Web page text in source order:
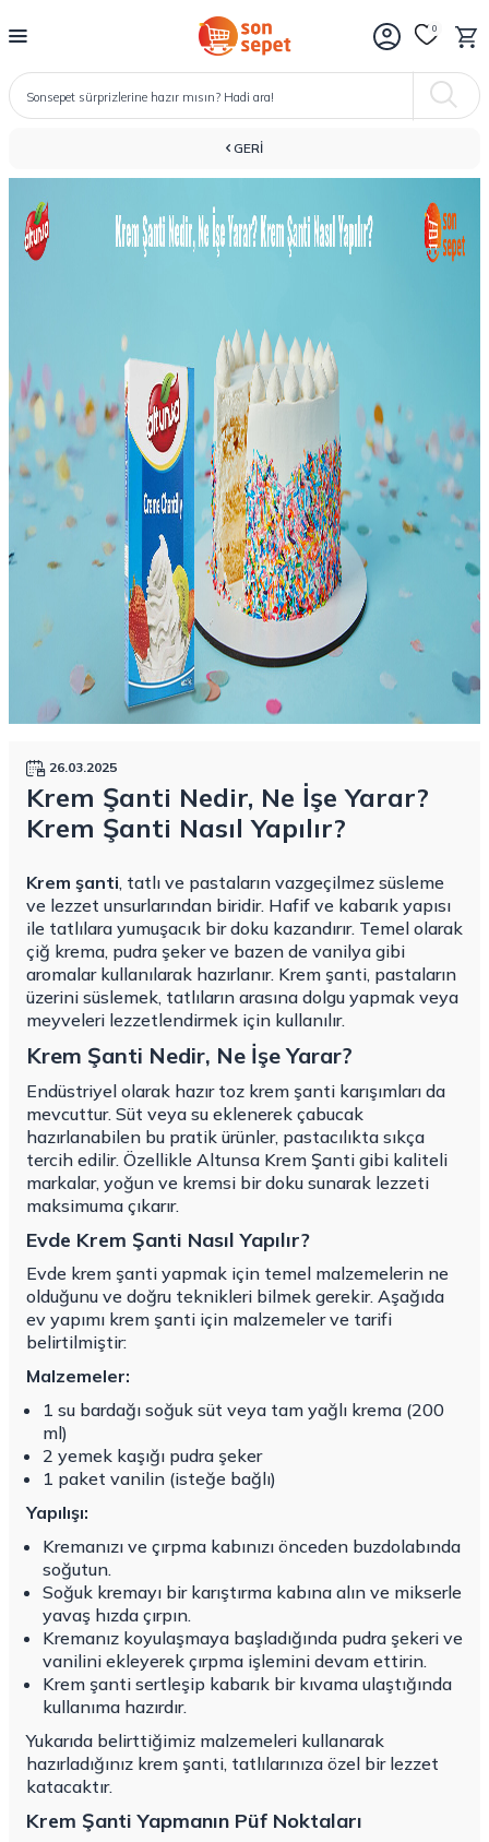
0
GERI
26.03.2025
Krem Şanti Nedir, Ne İşe Yarar?
Krem Şanti Nasıl Yapılır?
Krem şanti, tatlı ve pastaların vazgeçilmez süsleme
ve lezzet unsurlarından biridir. Hafif ve kabarık yapısı
ile tatlılara yumuşacık bir doku kazandırır. Temel olarak
çiğ krema, pudra şeker ve bazen de vanilya gibi
aromalar kullanılarak hazırlanır. Krem şanti, pastaların
üzerini süslemek, tatlıların arasına dolgu yapmak veya
meyveleri lezzetlendirmek için kullanılır.
Krem Şanti Nedir, Ne İşe Yarar?
Endüstriyel olarak hazır toz krem şanti karışımları da
mevcuttur. Süt veya su eklenerek çabucak
hazırlanabilen bu pratik ürünler, pastacılıkta sıkça
tercih edilir. Özellikle Altunsa Krem Şanti gibi kaliteli
markalar, yoğun ve kremsi bir doku sunarak lezzeti
maksimuma çıkarır.
Evde Krem Şanti Nasıl Yapılır?
Evde krem şanti yapmak için temel malzemelerin ne
olduğunu ve doğru teknikleri bilmek gerekir. Aşağıda
ev yapımı krem şanti için malzemeler ve tarifi
belirtilmiştir:
Malzemeler:
1 su bardağı soğuk süt veya tam yağlı krema (200
ml)
2 yemek kaşığı pudra şeker
1 paket vanilin (isteğe bağlı)
Yapılışı:
Kremanızı ve çırpma kabınızı önceden buzdolabında
soğutun.
Soğuk kremayı bir karıştırma kabına alın ve mikserle
yavaş hızda çırpın.
Kremanız koyulaşmaya başladığında pudra şekeri ve
vanilini ekleyerek çırpma işlemini devam ettirin.
Krem şanti sertleşip kabarık bir kıvama ulaştığında
kullanıma hazırdır.
Yukarıda belirttiğimiz malzemeleri kullanarak
hazırladığınız krem şanti, tatlılarınıza özel bir lezzet
katacaktır.
Krem Şanti Yapmanın Püf Noktaları